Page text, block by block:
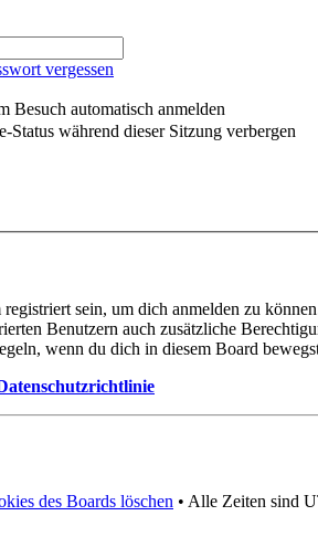
vergessen
Besuch automatisch anmelden
Status während dieser Sitzung verbergen
registriert sein, um dich anmelden zu
Benutzern auch zusätzliche
wenn du dich in diesem Board
des Boards löschen • Alle Zeiten sind